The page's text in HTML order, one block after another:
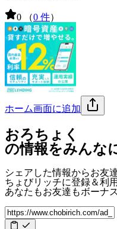
0 （0 件）
ホーム画面に追加
おろちょく
の情報をみんな
シェアした情報からお友
ちょびリッチに登録＆利
あなたもお友達もボーナ